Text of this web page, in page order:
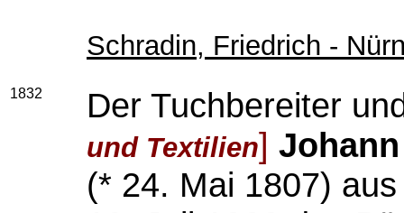
Schradin, Friedrich -
1832 Der Tuchbereiter
und Textilien]
(* 24. Mai 1807)